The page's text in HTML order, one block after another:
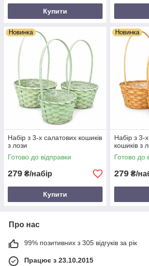
Купити
Новинка
Набір з 3-х салатових кошиків
з лози
Готово до відправки
279 ₴/набір
Купити
Новинка
Набір з 3-
кошиків з
Готово до
279 ₴/
Про нас
99% позитивних з 305 відгуків за рік
Працює з 23.10.2015